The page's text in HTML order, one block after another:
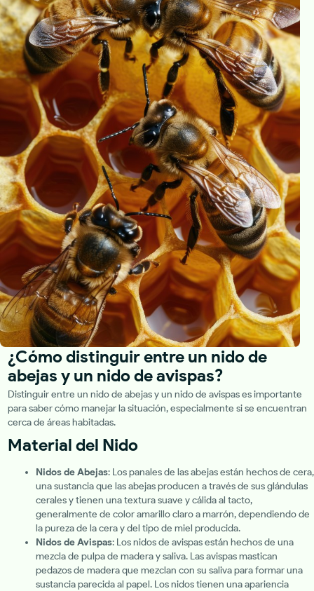
¿Cómo distinguir entre un nido de
abejas y un nido de avispas?
Distinguir entre un nido de abejas y un nido de avispas es importante
para saber cómo manejar la situación, especialmente si se encuentran
cerca de áreas habitadas.
Material del Nido
Nidos de Abejas: Los panales de las abejas están hechos de cera,
una sustancia que las abejas producen a través de sus glándulas
cerales y tienen una textura suave y cálida al tacto,
generalmente de color amarillo claro a marrón, dependiendo de
la pureza de la cera y del tipo de miel producida.
Nidos de Avispas: Los nidos de avispas están hechos de una
mezcla de pulpa de madera y saliva. Las avispas mastican
pedazos de madera que mezclan con su saliva para formar una
sustancia parecida al papel. Los nidos tienen una apariencia